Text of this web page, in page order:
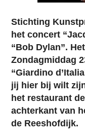
Stichting
het concert
“Bob Dylan”.
Zondagmiddag
“Giardino
jij hier bij wilt
het restaurant
achterkant van
de Reeshofdijk.